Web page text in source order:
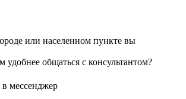
или населенном пункте вы
общаться с консультантом?
мессенджер